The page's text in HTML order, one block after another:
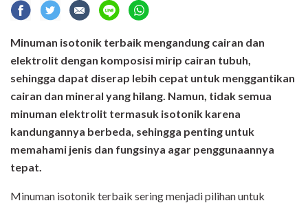
Minuman isotonik terbaik mengandung cairan dan
elektrolit dengan komposisi mirip cairan tubuh,
sehingga dapat diserap lebih cepat untuk menggantikan
cairan dan mineral yang hilang. Namun, tidak semua
minuman elektrolit termasuk isotonik karena
kandungannya berbeda, sehingga penting untuk
memahami jenis dan fungsinya agar penggunaannya
tepat.
Minuman isotonik terbaik sering menjadi pilihan untuk